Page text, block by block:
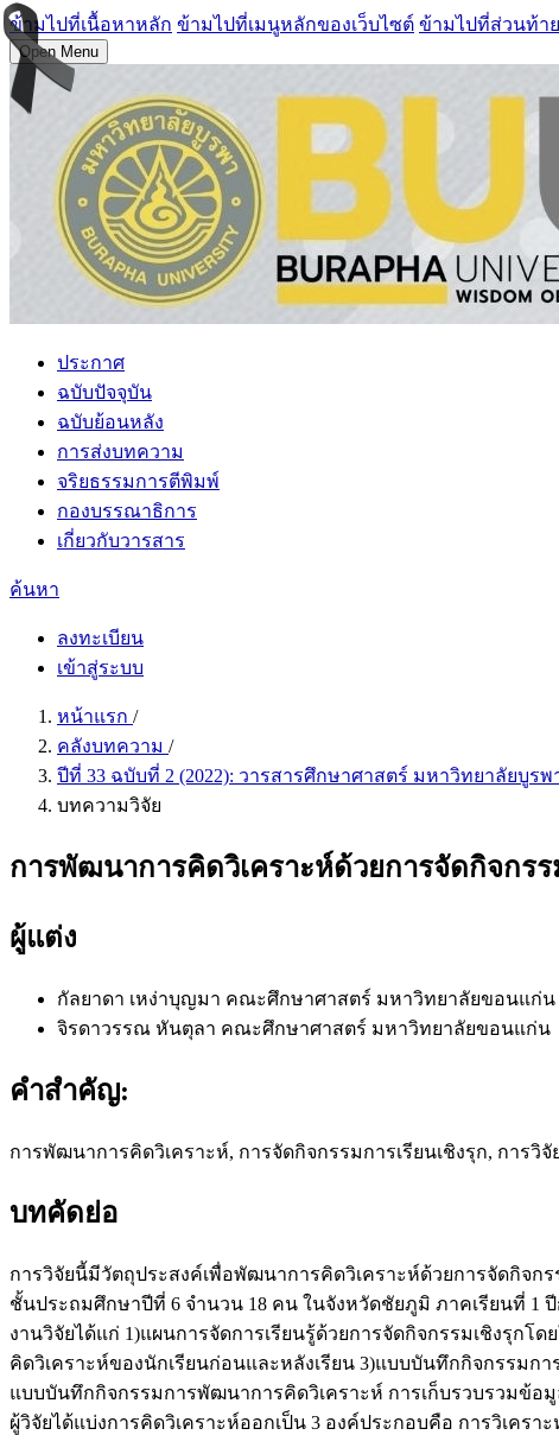
ข้ามไปที่เนื้อหาหลัก ข้ามไปที่เมนูหลักของเว็บไซต์ ข้ามไปที่ส่วนท้า
Open Menu
ประกาศ
ฉบับปัจจุบัน
ฉบับย้อนหลัง
การส่งบทความ
จริยธรรมการตีพิมพ์
กองบรรณาธิการ
เกี่ยวกับวารสาร
ค้นหา
ลงทะเบียน
เข้าสู่ระบบ
หน้าแรก /
คลังบทความ /
ปีที่ 33 ฉบับที่ 2 (2022): วารสารศึกษาศาสตร์ มหาวิทยาลัยบูรพ
บทความวิจัย
การพัฒนาการคิดวิเคราะห์ด้วยการจัดกิจกร
ผู้แต่ง
กัลยาดา เหง่าบุญมา คณะศึกษาศาสตร์ มหาวิทยาลัยขอนแก่น
จิรดาวรรณ หันตุลา คณะศึกษาศาสตร์ มหาวิทยาลัยขอนแก่น
คำสำคัญ:
การพัฒนาการคิดวิเคราะห์, การจัดกิจกรรมการเรียนเชิงรุก, การวิจั
บทคัดย่อ
การวิจัยนี้มีวัตถุประสงค์เพื่อพัฒนาการคิดวิเคราะห์ด้วยการจัดกิจกร
ชั้นประถมศึกษาปีที่ 6 จำนวน 18 คน ในจังหวัดชัยภูมิ ภาคเรียนที่ 1
งานวิจัยได้แก่ 1)แผนการจัดการเรียนรู้ด้วยการจัดกิจกรรมเชิงรุกโ
คิดวิเคราะห์ของนักเรียนก่อนและหลังเรียน 3)แบบบันทึกกิจกรรมก
แบบบันทึกกิจกรรมการพัฒนาการคิดวิเคราะห์ การเก็บรวบรวมข้อมู
ผู้วิจัยได้แบ่งการคิดวิเคราะห์ออกเป็น 3 องค์ประกอบคือ การวิเค